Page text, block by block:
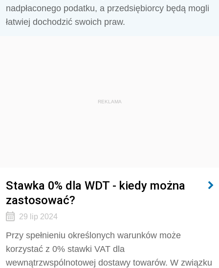
nadpłaconego podatku, a przedsiębiorcy będą mogli
łatwiej dochodzić swoich praw.
REKLAMA
Stawka 0% dla WDT - kiedy można
zastosować?
29 lip 2024
Przy spełnieniu określonych warunków może
korzystać z 0% stawki VAT dla
wewnątrzwspólnotowej dostawy towarów. W związku